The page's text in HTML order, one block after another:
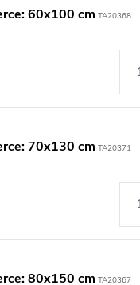
60x100 cm TA20368
70x130 cm TA20371
80x150 cm TA20367